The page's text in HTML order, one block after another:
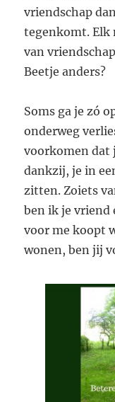
vriendschap
tegenkomt. Elk
van
Beetje anders?
Soms ga je zó
onderweg
voorkomen dat
dankzij, je in
zitten. Zoiets
ben ik je vriend
voor me koopt
wonen, ben jij